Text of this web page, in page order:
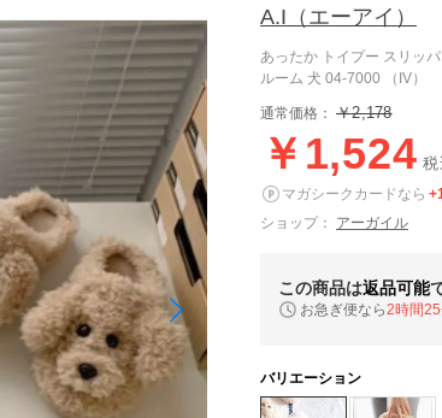
A.I （エーアイ）
あったか トイプー スリッ
ルーム 犬 04-7000 （IV）
通常価格： ￥2,178
￥1,524 税
マガシークカードなら
ショップ： アーガイル
この商品は返品可能
お急ぎ便なら2時間
バリエーション